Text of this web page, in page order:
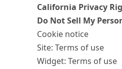
California Privacy
Do Not Sell My
Cookie notice
Site: Terms of use
Widget: Terms of use